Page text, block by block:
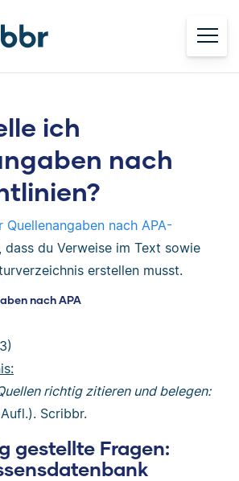
ich
nach
Quellenangaben nach APA-
dass du Verweise im Text sowie
erstellen musst.
nach APA
richtig zitieren und belegen:
Scribbr.
gestellte Fragen: